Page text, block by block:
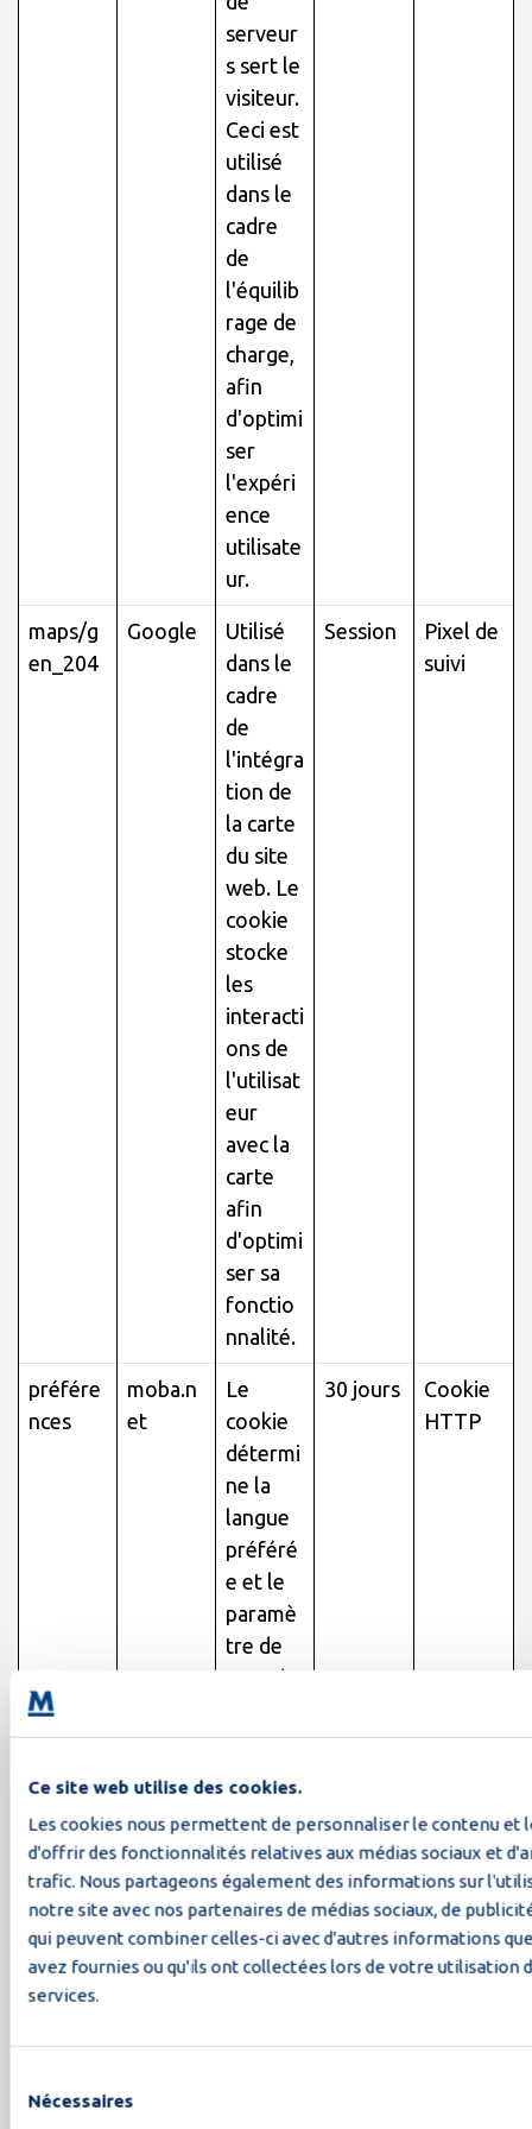
Ce site web utilise des cookies.
Les cookies nous permettent de personnaliser le contenu et
d'offrir des fonctionnalités relatives aux médias sociaux et
trafic. Nous partageons également des informations sur
notre site avec nos partenaires de médias sociaux, de
qui peuvent combiner celles-ci avec d'autres informations
avez fournies ou qu'ils ont collectées lors de votre utilisation
services.
Nécessaires
serveur
s sert le
visiteur.
Ceci est
utilisé
dans le
cadre
de
l'équilib
rage de
charge,
afin
d'optimi
ser
l'expéri
ence
utilisate
ur.
maps/g
en_204
Google
Utilisé
dans le
cadre
de
l'intégra
tion de
la carte
du site
web. Le
cookie
stocke
les
interacti
ons de
l'utilisat
eur
avec la
carte
afin
d'optimi
ser sa
fonctio
nnalité.
Session
Pixel de
suivi
préfére
nces
moba.n
et
Le
cookie
détermi
ne la
langue
préféré
e et le
paramè
tre de
pays du
– Cela
permet
web
d'affich
er le
contenu
le plus
30 jours
Cookie
HTTP